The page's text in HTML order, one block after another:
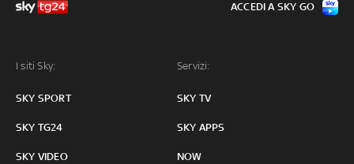
I siti Sky:
SKY SPORT
SKY TG24
SKY VIDEO
Servizi:
SKY TV
SKY APPS
NOW
ACCEDI A SKY GO